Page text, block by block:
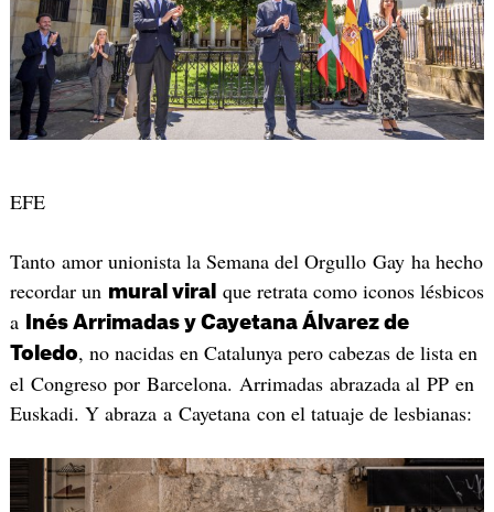
EFE
Tanto amor unionista la Semana del Orgullo Gay ha hecho
recordar un mural viral que retrata como iconos lésbicos
a
Inés Arrimadas y Cayetana Álvarez de
Toledo, no nacidas en Catalunya pero cabezas de lista en
el Congreso por Barcelona. Arrimadas abrazada al PP en
Euskadi. Y abraza a Cayetana con el tatuaje de lesbianas: